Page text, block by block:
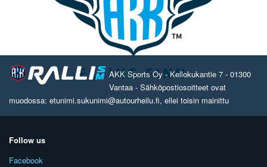
AKK Sports Oy - Kellokukantie 7 - 01300
Vantaa - Sähköpostiosoitteet ovat
muodossa: etunimi.sukunimi@autourheilu.fi, ellei toisin mainittu
Follow us
Facebook